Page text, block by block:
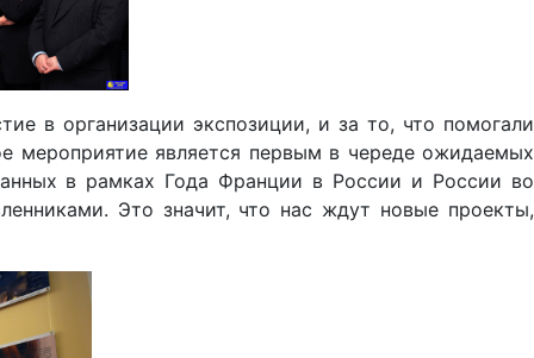
в организации экспозиции, и за то, что помогали
мероприятие является первым в череде ожидаемых
в рамках Года Франции в России и России во
Это значит, что нас ждут новые проекты,